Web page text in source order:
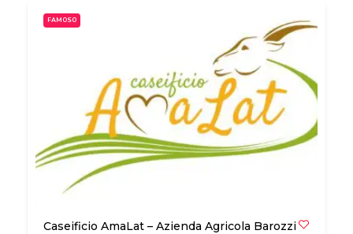
FAMOSO
Caseificio AmaLat – Azienda Agricola Barozzi